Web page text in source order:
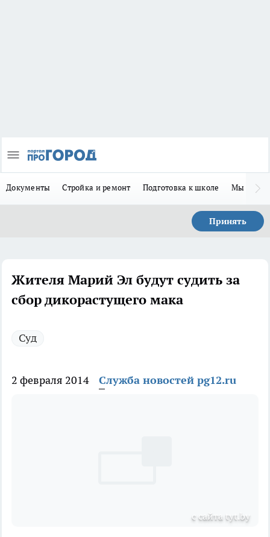
Документы Стройка и ремонт Подготовка к школе Мы в MAX
Принять
Жителя Марий Эл будут судить за
сбор дикорастущего мака
Суд
2 февраля 2014 Служба новостей pg12.ru
с сайта tyt.by